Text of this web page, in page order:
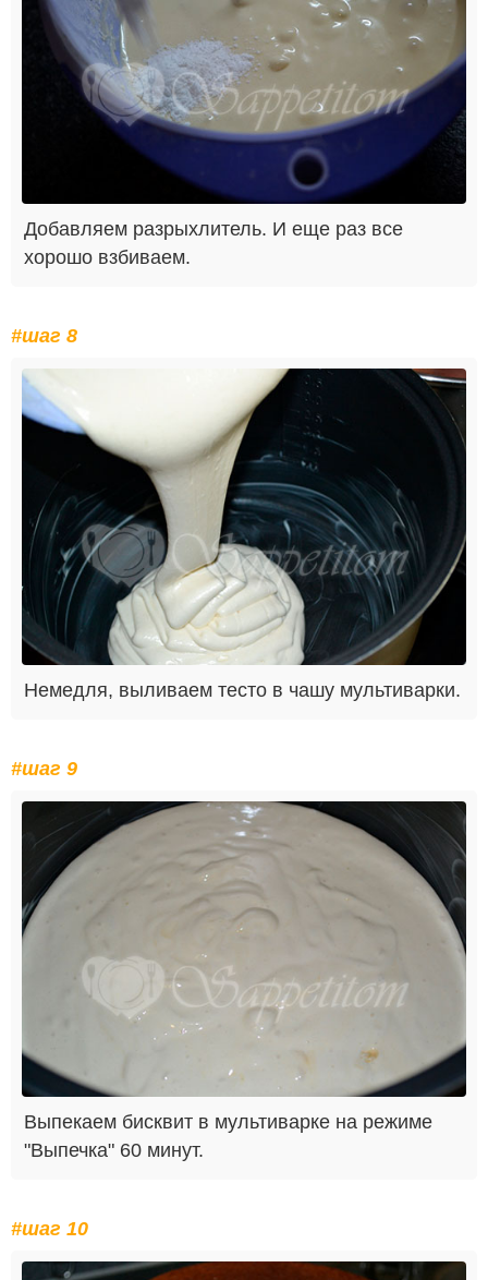
Добавляем разрыхлитель. И еще раз все
хорошо взбиваем.
#шаг 8
Немедля, выливаем тесто в чашу мультиварки.
#шаг 9
Выпекаем бисквит в мультиварке на режиме
"Выпечка" 60 минут.
#шаг 10